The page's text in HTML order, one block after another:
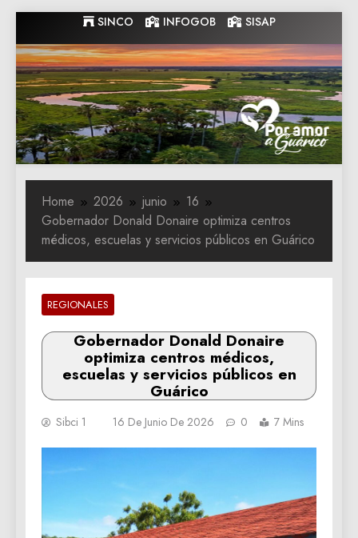
to
content
SINCO INFOGOB SISAP
Gobernacion
de Guarico
Gobernacion de Guarico
Home 2026 junio
16
Gobernador Donald Donaire optimiza centros
médicos, escuelas y servicios públicos en Guárico
REGIONALES
Gobernador Donald Donaire
optimiza centros médicos,
escuelas y servicios públicos en
Guárico
Sibci 1 16 De Junio De 2026 0 7 Mins